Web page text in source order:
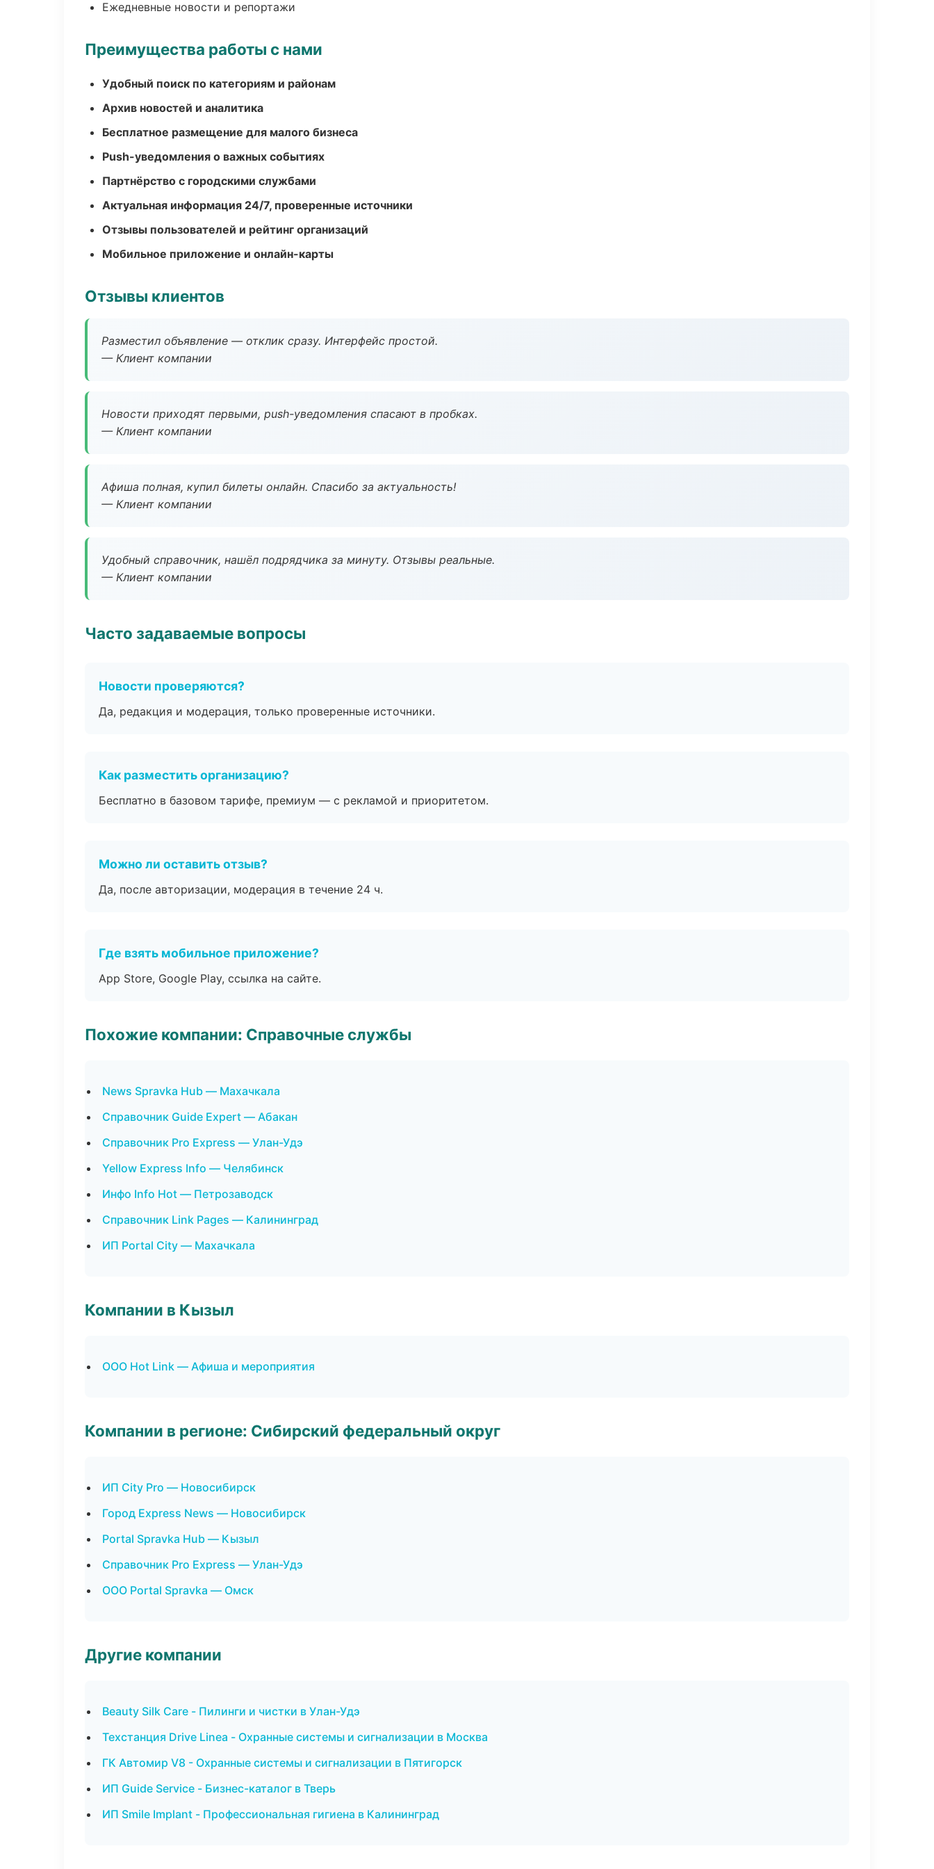
Ежедневные новости и репортажи
Преимущества работы с нами
Удобный поиск по категориям и районам
Архив новостей и аналитика
Бесплатное размещение для малого бизнеса
Push-уведомления о важных событиях
Партнёрство с городскими службами
Актуальная информация 24/7, проверенные источники
Отзывы пользователей и рейтинг организаций
Мобильное приложение и онлайн-карты
Отзывы клиентов
Разместил объявление — отклик сразу. Интерфейс простой.
— Клиент компании
Новости приходят первыми, push-уведомления спасают в пробках.
— Клиент компании
Афиша полная, купил билеты онлайн. Спасибо за актуальность!
— Клиент компании
Удобный справочник, нашёл подрядчика за минуту. Отзывы реальные.
— Клиент компании
Часто задаваемые вопросы
Новости проверяются?
Да, редакция и модерация, только проверенные источники.
Как разместить организацию?
Бесплатно в базовом тарифе, премиум — с рекламой и приоритетом.
Можно ли оставить отзыв?
Да, после авторизации, модерация в течение 24 ч.
Где взять мобильное приложение?
App Store, Google Play, ссылка на сайте.
Похожие компании: Справочные службы
News Spravka Hub — Махачкала
Справочник Guide Expert — Абакан
Справочник Pro Express — Улан-Удэ
Yellow Express Info — Челябинск
Инфо Info Hot — Петрозаводск
Справочник Link Pages — Калининград
ИП Portal City — Махачкала
Компании в Кызыл
ООО Hot Link — Афиша и мероприятия
Компании в регионе: Сибирский федеральный округ
ИП City Pro — Новосибирск
Город Express News — Новосибирск
Portal Spravka Hub — Кызыл
Справочник Pro Express — Улан-Удэ
ООО Portal Spravka — Омск
Другие компании
Beauty Silk Care - Пилинги и чистки в Улан-Удэ
Техстанция Drive Linea - Охранные системы и сигнализации в Москва
ГК Автомир V8 - Охранные системы и сигнализации в Пятигорск
ИП Guide Service - Бизнес-каталог в Тверь
ИП Smile Implant - Профессиональная гигиена в Калининград